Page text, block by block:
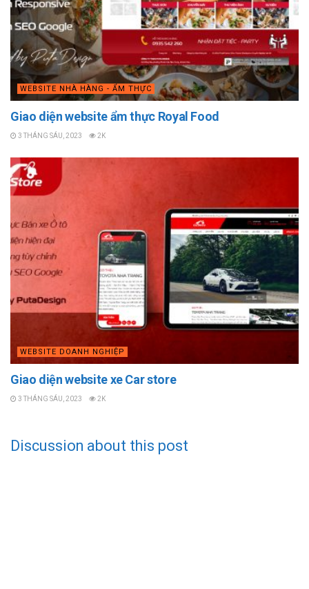
WEBSITE NHÀ HÀNG - ẨM THỰC
Giao diện website ẩm thực Royal Food
3 THÁNG SÁU, 2023 2K
WEBSITE DOANH NGHIỆP
Giao diện website xe Car store
3 THÁNG SÁU, 2023 2K
Discussion about this post